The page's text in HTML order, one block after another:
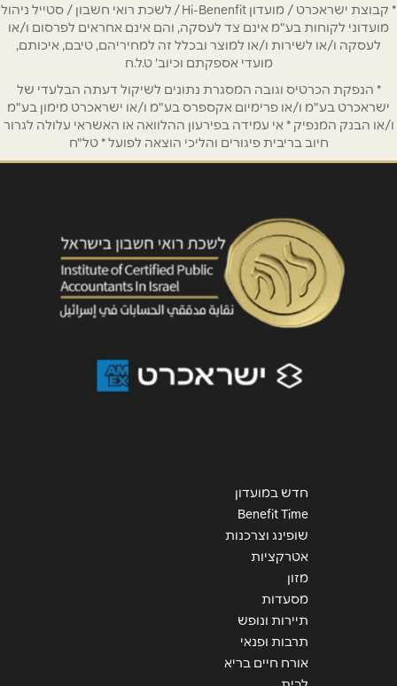
אימייל *
אנא חזרו אלי בקשר ל...
הודעה *
שליחה
* קבוצת ישראכרט / מועדון Hi-Benenfit / לשכת רואי חשבון / סטייל ניהול
מועדוני לקוחות בע"מ אינם צד לעסקה, והם אינם אחראים לפרסום ו/או
לעסקה ו/או לשירות ו/או למוצר ובכלל זה למחיריהם, טיבם, איכותם,
מועדי אספקתם וכיוב' ט.ל.ח
* הנפקת הכרטיס וגובה המסגרת נתונים לשיקול דעתה הבלעדי של
ישראכרט בע"מ ו/או פרימיום אקספרס בע"מ ו/או ישראכרט מימון בע"מ
ו/או הבנק המנפיק * אי עמידה בפירעון ההלוואה או האשראי עלולה לגרור
חיוב בריבית פיגורים והליכי הוצאה לפועל * טל"ח
חדש במועדון
Benefit Time
שופינג וצרכנות
אטרקציות
מזון
מסעדות
תיירות ונופש
תרבות ופנאי
אורח חיים בריא